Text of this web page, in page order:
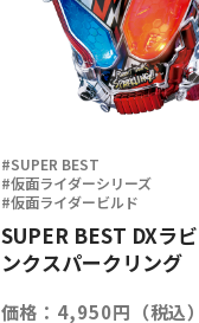
#SUPER BEST
#仮面ライダーシリーズ
#仮面ライダービルド
SUPER BEST DXラ
ンクスパークリング
価格：4,950円（税込）